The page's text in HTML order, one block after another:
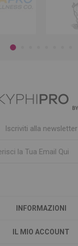
Iscriviti alla newsletter
INFORMAZIONI
IL MIO ACCOUNT